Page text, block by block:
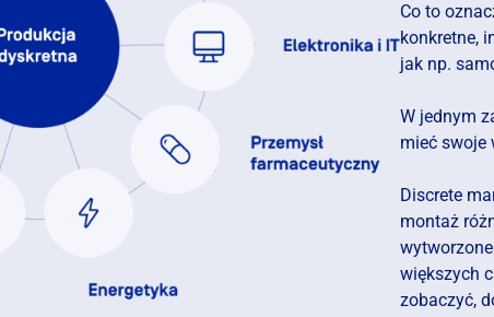
Co to
konkretne,
jak np.
W jednym
mieć swoje
Discrete
montaż
większych
zobaczyć,